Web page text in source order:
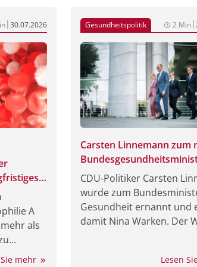
möglicher Nebenwirkungen. So seien
Birte Friedrichs, Düsseldorf, beispielsweise
größtenteils mit proaktiven
|30.07.2026
A
als
mehr
Gesundheitspolitik 2 Min|
Carsten Linnemann zum
ernannt
CDU-Politiker Carsten
wurde zum
Gesundheit ernannt und
damit Nina Warken. Der
seinem Kabinett Lesen